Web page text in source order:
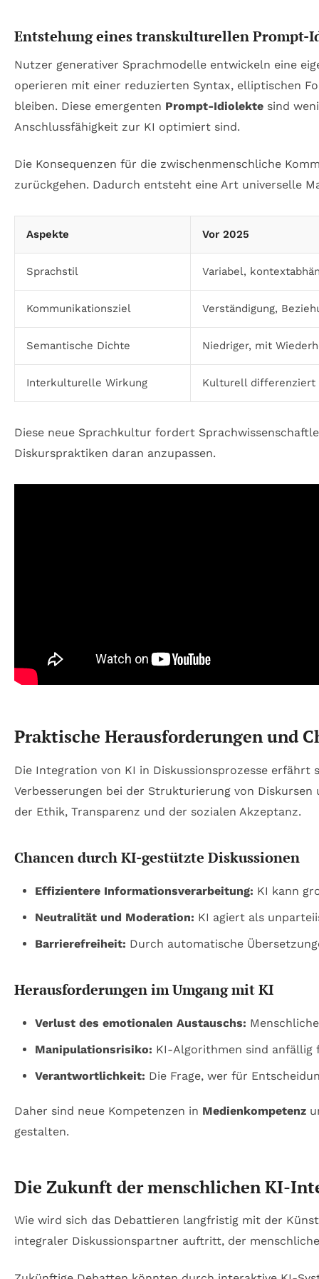
Entstehung eines transkulturellen Prompt-
Nutzer generativer Sprachmodelle entwickeln eine
operieren mit einer reduzierten Syntax, elliptischen
bleiben. Diese emergenten Prompt-Idiolekte sind
Anschlussfähigkeit zur KI optimiert sind.
Die Konsequenzen für die zwischenmenschliche
zurückgehen. Dadurch entsteht eine Art universelle
Aspekte Vor 2025
Sprachstil Variabel,
Kommunikationsziel Verständigung,
Semantische Dichte Niedriger, mit
Interkulturelle Wirkung Kulturell differenziert
Diese neue Sprachkultur fordert
Diskurspraktiken daran anzupassen.
Praktische Herausforderungen und
Die Integration von KI in Diskussionsprozesse
Verbesserungen bei der Strukturierung von
der Ethik, Transparenz und der sozialen Akzeptanz.
Chancen durch KI-gestützte Diskussionen
Effizientere Informationsverarbeitung: KI kann
Neutralität und Moderation: KI agiert als
Barrierefreiheit: Durch automatische
Herausforderungen im Umgang mit KI
Verlust des emotionalen Austauschs:
Manipulationsrisiko: KI-Algorithmen sind anfällig
Verantwortlichkeit: Die Frage, wer für
Daher sind neue Kompetenzen in Medienkompetenz
gestalten.
Die Zukunft der menschlichen KI-
Wie wird sich das Debattieren langfristig mit der
integraler Diskussionspartner auftritt, der